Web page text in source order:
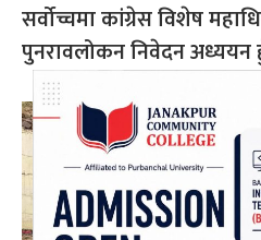
सर्वोच्चमा कांग्रेस विशेष
पुनरावलोकन निवेदन अध्ययन